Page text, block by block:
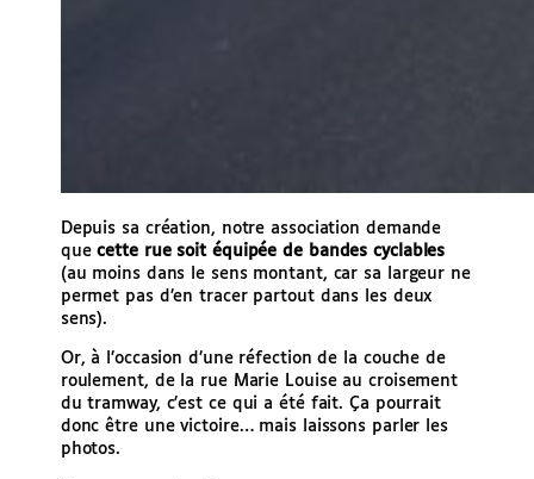
Depuis sa création, notre association demande
quecette rue soit équipée de bandes cyclables
(au moins dans le sens montant, car sa largeur ne
permet pas d’en tracer partout dans les deux
sens).
Or, à l’occasion d’une réfection de la couche de
roulement, de la rue Marie Louise au croisement
du tramway, c’est ce qui a été fait. Ça pourrait
donc être une victoire… mais laissons parler les
photos.